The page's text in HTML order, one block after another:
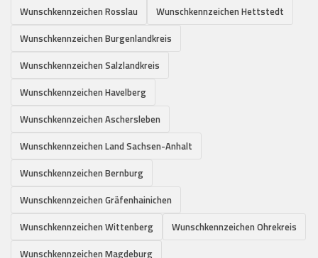
Wunschkennzeichen Rosslau
Wunschkennzeichen Hettstedt
Wunschkennzeichen Burgenlandkreis
Wunschkennzeichen Salzlandkreis
Wunschkennzeichen Havelberg
Wunschkennzeichen Aschersleben
Wunschkennzeichen Land Sachsen-Anhalt
Wunschkennzeichen Bernburg
Wunschkennzeichen Gräfenhainichen
Wunschkennzeichen Wittenberg
Wunschkennzeichen Ohrekreis
Wunschkennzeichen Magdeburg